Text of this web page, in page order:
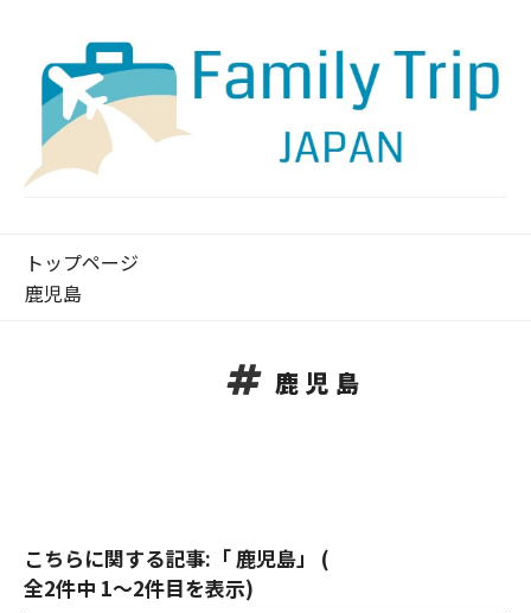
トップページ
鹿児島
鹿児島
こちらに関する記事:「 鹿児島」 (
全2件中 1〜2件目を表示)